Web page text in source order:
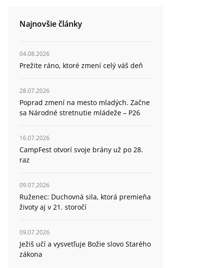
Najnovšie články
04.08.2026
Prežite ráno, ktoré zmení celý váš deň
28.07.2026
Poprad zmení na mesto mladých. Začne
sa Národné stretnutie mládeže – P26
16.07.2026
CampFest otvorí svoje brány už po 28.
raz
09.07.2026
Ruženec: Duchovná sila, ktorá premieňa
životy aj v 21. storočí
09.07.2026
Ježiš učí a vysvetľuje Božie slovo Starého
zákona